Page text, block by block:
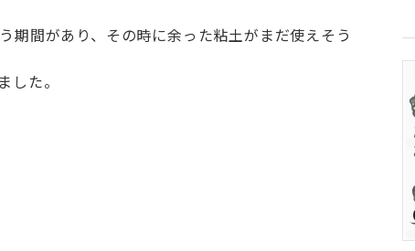
期間があり、その時に余った粘土がまだ使えそう
した。